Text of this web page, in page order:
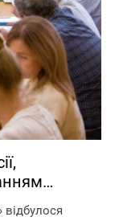
року
відбулося